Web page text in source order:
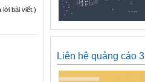
lời bài viết.)
Liên hệ quảng cáo 3